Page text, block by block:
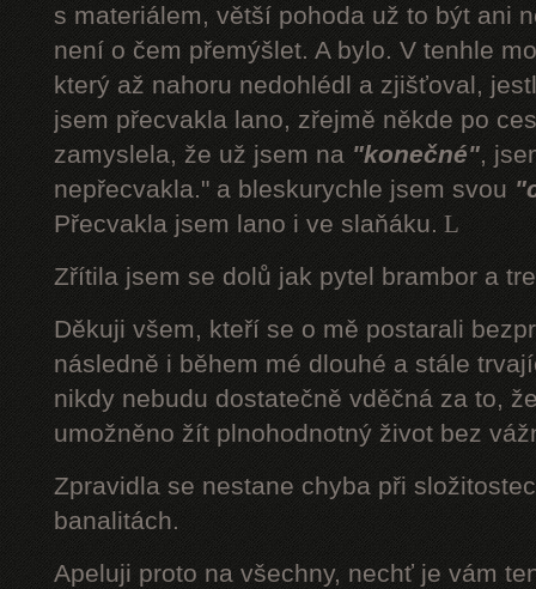
s materiálem, větší pohoda už to být ani
není o čem přemýšlet. A bylo. V tenhle
který až nahoru nedohlédl a zjišťoval,
jsem přecvakla lano, zřejmě někde po
zamyslela, že už jsem na "konečné",
nepřecvakla." a bleskurychle jsem svou
Přecvakla jsem lano i ve slaňáku. L
Zřítila jsem se dolů jak pytel brambor a
Děkuji všem, kteří se o mě postarali
následně i během mé dlouhé a stále
nikdy nebudu dostatečně vděčná za to,
umožněno žít plnohodnotný život bez
Zpravidla se nestane chyba při
banalitách.
Apeluji proto na všechny, nechť je vám